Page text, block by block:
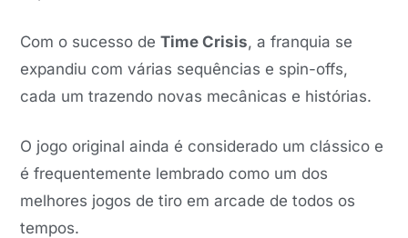
Com o sucesso deTime Crisis, a franquia se
expandiu com várias sequências e spin-offs,
cada um trazendo novas mecânicas e histórias.
O jogo original ainda é considerado um clássico e
é frequentemente lembrado como um dos
melhores jogos de tiro em arcade de todos os
tempos.